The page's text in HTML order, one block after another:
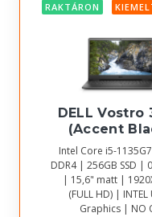
RAKTÁRON
DELL Vostro
(Accent
Intel Core i5-
DDR4 | 256GB SSD |
| 15,6" matt |
(FULL HD) | INTEL
Graphics | NO